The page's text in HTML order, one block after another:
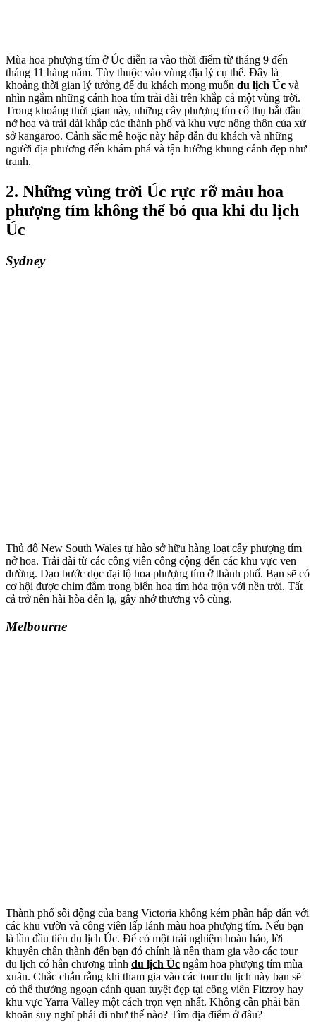
Mùa hoa phượng tím ở Úc diễn ra vào thời điểm từ tháng 9 đến
tháng 11 hàng năm. Tùy thuộc vào vùng địa lý cụ thể. Đây là
khoảng thời gian lý tưởng để du khách mong muốn du lịch Úc và
nhìn ngắm những cánh hoa tím trải dài trên khắp cả một vùng trời.
Trong khoảng thời gian này, những cây phượng tím cổ thụ bắt đầu
nở hoa và trải dài khắp các thành phố và khu vực nông thôn của xứ
sở kangaroo. Cảnh sắc mê hoặc này hấp dẫn du khách và những
người địa phương đến khám phá và tận hưởng khung cảnh đẹp như
tranh.
2. Những vùng trời Úc rực rỡ màu hoa
phượng tím không thể bỏ qua khi du lịch
Úc
Sydney
Thủ đô New South Wales tự hào sở hữu hàng loạt cây phượng tím
nở hoa. Trải dài từ các công viên công cộng đến các khu vực ven
đường. Dạo bước dọc đại lộ hoa phượng tím ở thành phố. Bạn sẽ có
cơ hội được chìm đắm trong biển hoa tím hòa trộn với nền trời. Tất
cả trở nên hài hòa đến lạ, gây nhớ thương vô cùng.
Melbourne
Thành phố sôi động của bang Victoria không kém phần hấp dẫn với
các khu vườn và công viên lấp lánh màu hoa phượng tím. Nếu bạn
là lần đầu tiên du lịch Úc. Để có một trải nghiệm hoàn hảo, lời
khuyên chân thành đến bạn đó chính là nên tham gia vào các tour
du lịch có hẳn chương trình du lịch Úc ngắm hoa phượng tím mùa
xuân. Chắc chắn rằng khi tham gia vào các tour du lịch này bạn sẽ
có thể thưởng ngoạn cảnh quan tuyệt đẹp tại công viên Fitzroy hay
khu vực Yarra Valley một cách trọn vẹn nhất. Không cần phải băn
khoăn suy nghĩ phải đi như thế nào? Tìm địa điểm ở đâu?